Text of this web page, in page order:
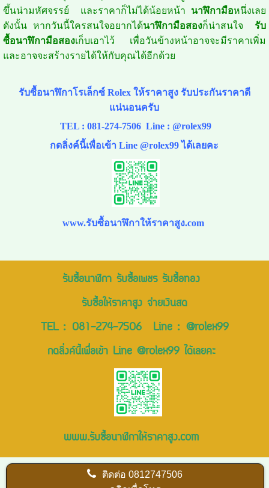
ขึ้นน่ามหัศจรรย์ และราคาก็ไม่ได้น้อยหน้า นาฬิกามือหนึ่งเลย
ดังนั้น หากวันนี้ใครสนใจอยากได้นาฬิกามือสองก็น่าสนใจ รับ
ซื้อนาฬิกามือสองเก็บเอาไว้ เพื่อวันข้างหน้าอาจจะมีราคาเพิ่ม
และอาจจะสร้างรายได้ให้กับคุณได้อีกด้วย
รับซื้อนาฬิกาโรเล็กซ์ Rolex ให้ราคาสูง รับประกันราคาดี
แน่นอนครับ
TEL : 081-274-7506Line : @rolex99
กดลิ่งค์นี้เพื่อเข้า Line @rolex99 ได้เลยคะ
www.รับซื้อนาฬิกาให้ราคาสูง.com
รับซื้อนาฬิกา รับซื้อเพชร รับซื้อทอง
รับซื้อให้ราคาสูง จ่ายเงินสด
TEL : 081-274-7506Line : @rolex99
กดลิ่งค์นี้เพื่อเข้า Line @rolex99 ได้เลยคะ
www.รับซื้อนาฬิกาให้ราคาสูง.com
ติดต่อ0812747506